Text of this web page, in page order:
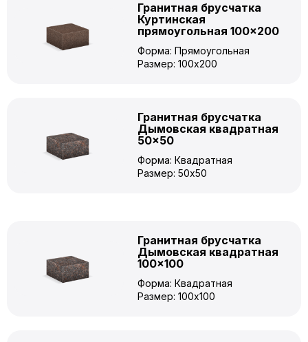
Гранитная брусчатка
Куртинская
прямоугольная 100×200
Форма: Прямоугольная
Размер: 100x200
Гранитная брусчатка
Дымовская квадратная
50×50
Форма: Квадратная
Размер: 50x50
Гранитная брусчатка
Дымовская квадратная
100×100
Форма: Квадратная
Размер: 100x100